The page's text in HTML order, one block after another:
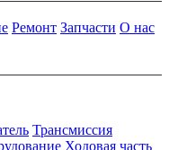
Ремонт Запчасти О нас
Трансмиссия
Ходовая часть